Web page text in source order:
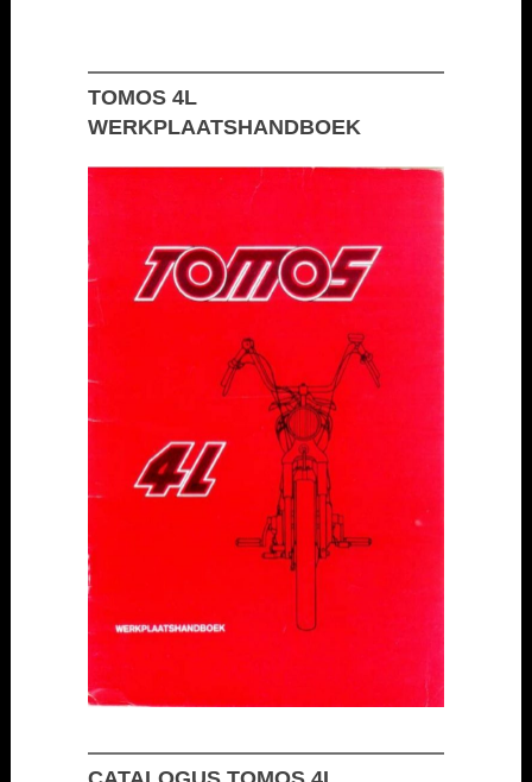
TOMOS 4L
WERKPLAATSHANDBOEK